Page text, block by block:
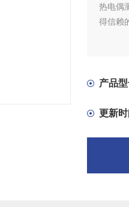
热电偶
得信赖
产品型
更新时